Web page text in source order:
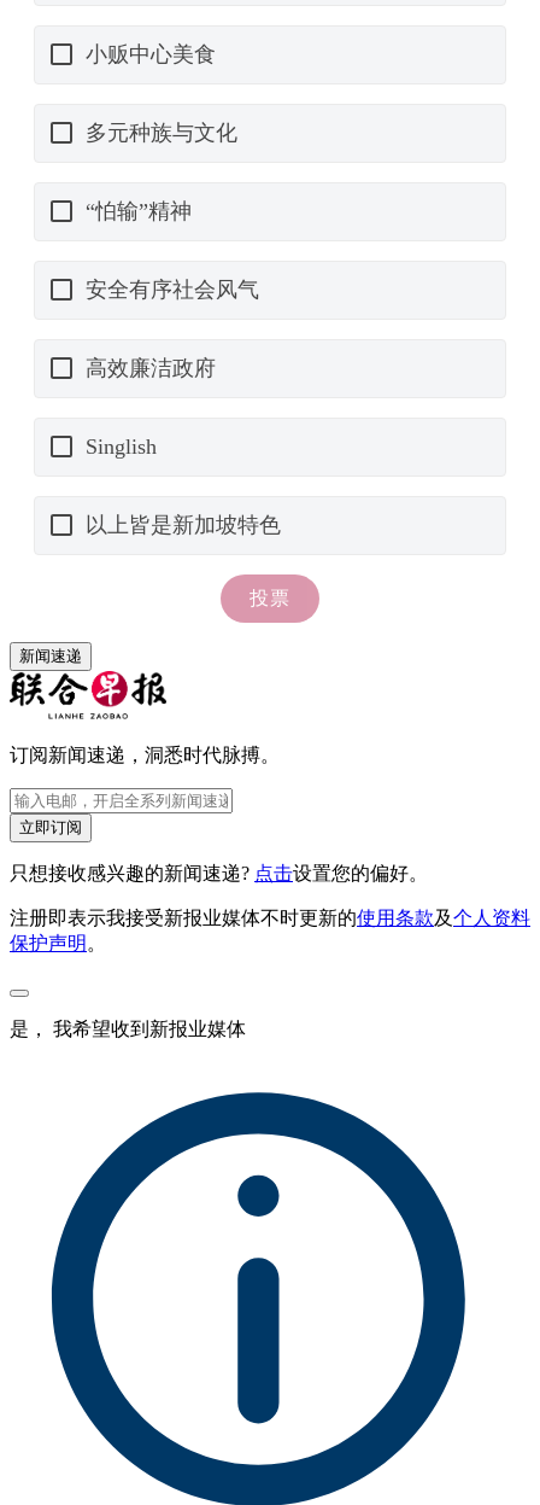
新闻速递
订阅新闻速递，洞悉时代脉搏。
立即订阅
只想接收感兴趣的新闻速递? 点击设置您的偏好。
注册即表示我接受新报业媒体不时更新的使用条款及个人资料
保护声明 。
是， 我希望收到新报业媒体